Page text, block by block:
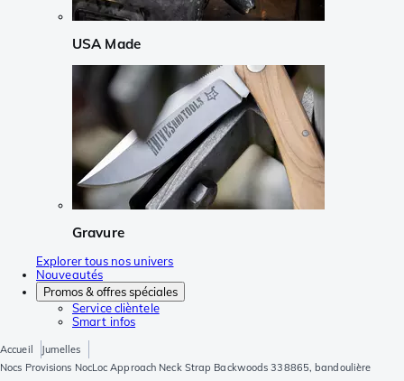
USA Made
Gravure
Explorer tous nos univers
Nouveautés
Promos & offres spéciales
Service clièntele
Smart infos
Accueil
Jumelles
Nocs Provisions NocLoc Approach Neck Strap Backwoods 338865, bandoulière